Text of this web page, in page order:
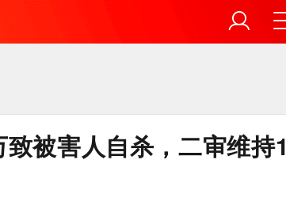
被害人自杀，二审维持1